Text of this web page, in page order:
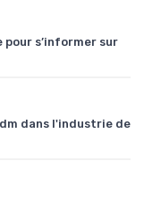
pour s’informer sur
dans l'industrie de